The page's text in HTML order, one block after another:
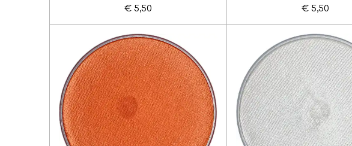
€ 5,50 € 5,50